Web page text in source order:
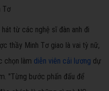
Tơ
từ các nghệ sĩ đàn anh đi
thầy Minh Tơ giao là vai tỳ nữ,
chọn làm diễn viên cải lương dự
"Từng bước phấn đấu để